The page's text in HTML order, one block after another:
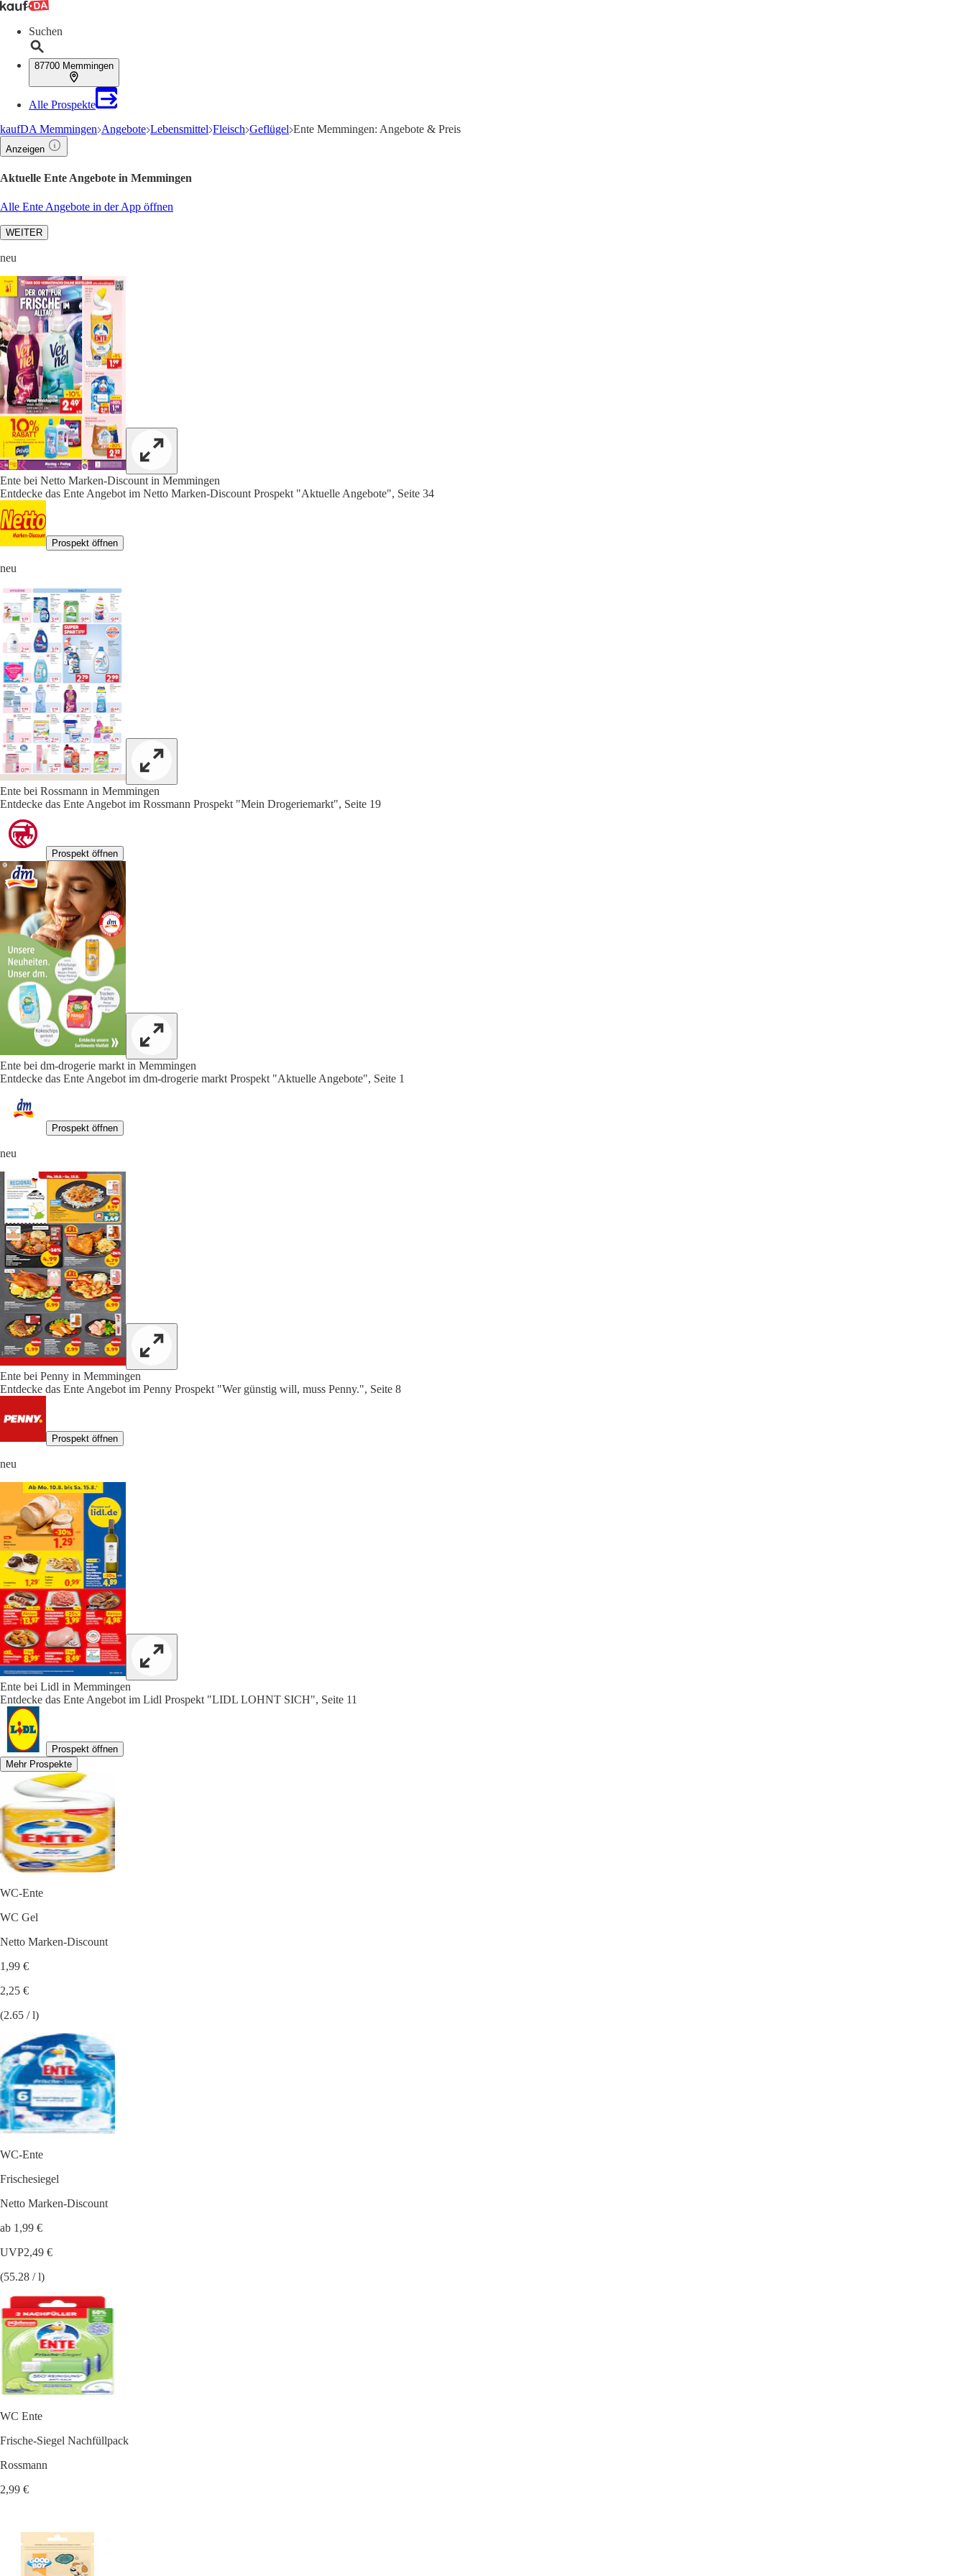
Suchen
87700 Memmingen
Alle Prospekte
kaufDA Memmingen Angebote Lebensmittel Fleisch Geflügel Ente Memmingen: Angebote & Preis
Anzeigen
Aktuelle Ente Angebote in Memmingen
Alle Ente Angebote in der App öffnen
WEITER
neu
Ente bei Netto Marken-Discount in Memmingen
Entdecke das Ente Angebot im Netto Marken-Discount Prospekt "Aktuelle Angebote", Seite 34
Prospekt öffnen
neu
Ente bei Rossmann in Memmingen
Entdecke das Ente Angebot im Rossmann Prospekt "Mein Drogeriemarkt", Seite 19
Prospekt öffnen
Ente bei dm-drogerie markt in Memmingen
Entdecke das Ente Angebot im dm-drogerie markt Prospekt "Aktuelle Angebote", Seite 1
Prospekt öffnen
neu
Ente bei Penny in Memmingen
Entdecke das Ente Angebot im Penny Prospekt "Wer günstig will, muss Penny.", Seite 8
Prospekt öffnen
neu
Ente bei Lidl in Memmingen
Entdecke das Ente Angebot im Lidl Prospekt "LIDL LOHNT SICH", Seite 11
Prospekt öffnen
Mehr Prospekte
WC-Ente
WC Gel
Netto Marken-Discount
1,99 €
2,25 €
(2.65 / l)
WC-Ente
Frischesiegel
Netto Marken-Discount
ab 1,99 €
UVP2,49 €
(55.28 / l)
WC Ente
Frische-Siegel Nachfüllpack
Rossmann
2,99 €